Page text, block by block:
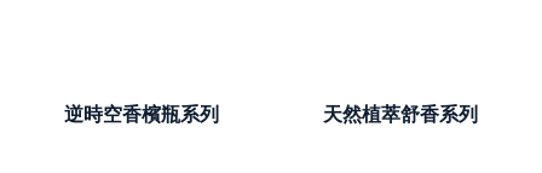
逆時空香檳瓶系列 天然植萃舒香系列